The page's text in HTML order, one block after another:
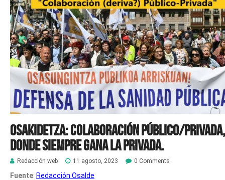
Osakidetza: colaboración público/privada,
donde siempre gana la privada.
Redacción web 11 agosto, 2023 0 Comments
Fuente: Redacción Osalde